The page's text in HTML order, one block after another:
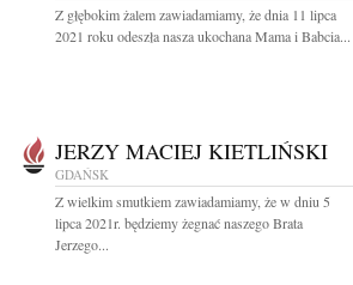
Z głębokim żalem zawiadamiamy, że dnia 11 lipca
2021 roku odeszła nasza ukochana Mama i Babcia...
JERZY MACIEJ KIETLIŃSKI
GDAŃSK
Z wielkim smutkiem zawiadamiamy, że w dniu 5
lipca 2021r. będziemy żegnać naszego Brata
Jerzego...